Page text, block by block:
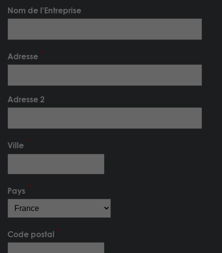
Nom de l'Entreprise
Adresse
Adresse 2
Ville
Pays
Code postal